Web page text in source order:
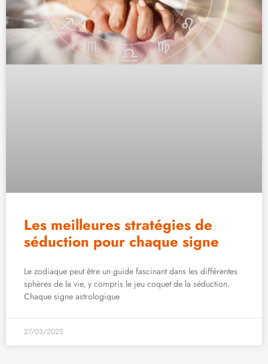
Les meilleures stratégies de
séduction pour chaque signe
Le zodiaque peut être un guide fascinant dans les différentes
sphères de la vie, y compris le jeu coquet de la séduction.
Chaque signe astrologique
27/03/2025